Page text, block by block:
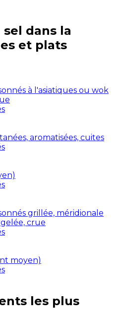
sel dans la
et plats
à l'asiatiques ou wok
aromatisées, cuites
grillée, méridionale
crue
moyen)
les plus